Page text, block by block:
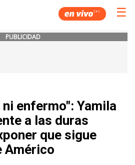
☰
PUBLICIDAD
enfermo": Yamila
a las duras
que sigue
Américo